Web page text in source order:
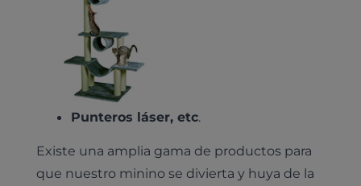
Punteros láser, etc.
Existe una amplia gama de productos para
que nuestro minino se divierta y huya de la